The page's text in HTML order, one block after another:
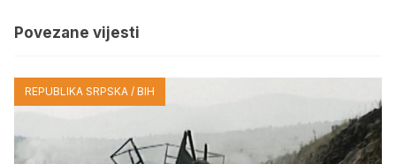
Povezane vijesti
REPUBLIKA SRPSKA / BIH